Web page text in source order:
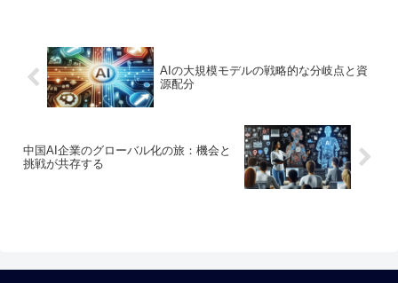
AIの大規模モデルの戦略的な分岐点と資
源配分
中国AI企業のグローバル化の旅：機会と
挑戦が共存する